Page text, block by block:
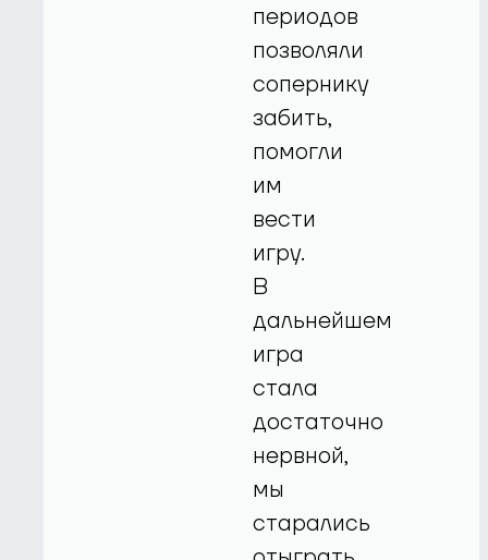
периодов
позволяли
сопернику
забить,
помогли
им
вести
игру.
В
дальнейшем
игра
стала
достаточно
нервной,
мы
старались